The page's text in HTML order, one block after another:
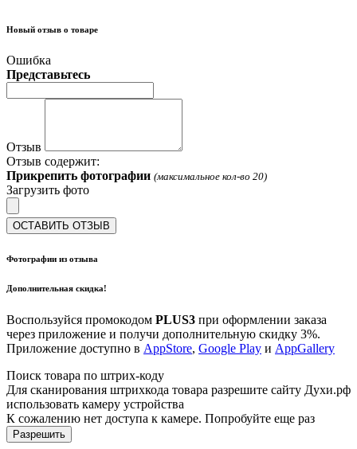
Новый отзыв о товаре
Ошибка
Представьтесь
Отзыв
Отзыв содержит:
Прикрепить фотографии (максимальное кол-во 20)
Загрузить фото
ОСТАВИТЬ ОТЗЫВ
Фотографии из отзыва
Дополнительная скидка!
Воспользуйся промокодом PLUS3 при оформлении заказа
через приложение и получи дополнительную скидку 3%.
Приложение доступно в AppStore, Google Play и AppGallery
Поиск товара по штрих-коду
Для сканирования штрихкода товара разрешите сайту Духи.рф
использовать камеру устройства
К сожалению нет доступа к камере. Попробуйте еще раз
Разрешить